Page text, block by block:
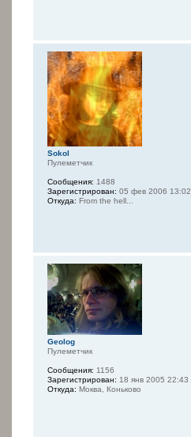
Sokol
Пулеметчик
Сообщения: 1488
Зарегистрирован: 05 фев 2006 13:02
Откуда: From the hell...
Geolog
Пулеметчик
Сообщения: 1156
Зарегистрирован: 18 янв 2005 22:43
Откуда: Моква, Коньково